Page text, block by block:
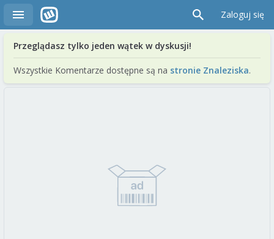
Zaloguj się
Przeglądasz tylko jeden wątek w dyskusji!
Wszystkie Komentarze dostępne są na stronie Znaleziska.